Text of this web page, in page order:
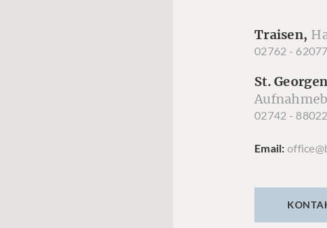
Traisen,
02762 - 62077
St.
02742 - 88022
Email